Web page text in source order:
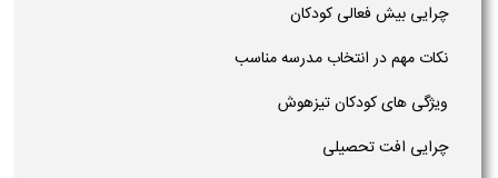
چرایی بیش فعالی کودکان
نکات مهم در انتخاب مدرسه مناسب
ویژگی های کودکان تیزهوش
چرایی افت تحصیلی